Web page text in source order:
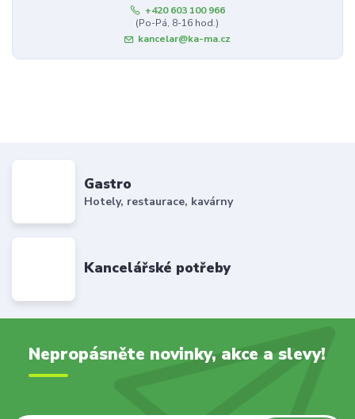
+420 603 100 966
(Po-Pá, 8-16 hod.)
kancelar@ka-ma.cz
Gastro
Hotely, restaurace, kavárny
Kancelářské potřeby
Nepropásněte novinky, akce a slevy!